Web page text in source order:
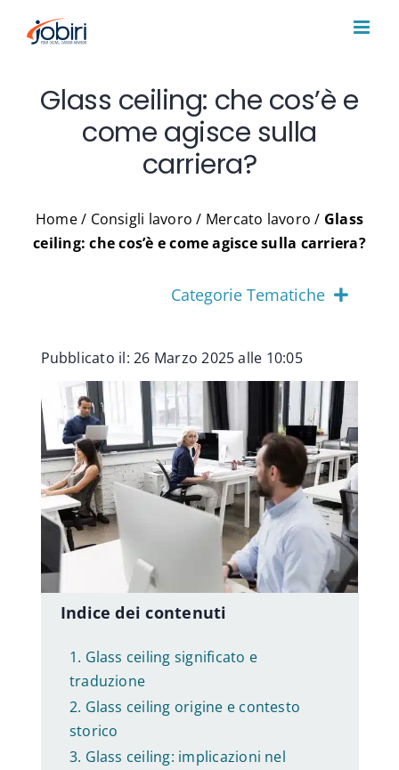
Glass ceiling: che cos’è e
come agisce sulla
carriera?
Home/ Consigli lavoro / Mercato lavoro / Glass
ceiling: che cos’è e come agisce sulla carriera?
Categorie Tematiche
Consigli lavoro
Consulenza di carriera
Guida Lavoro
Orientatori
Offerte di lavoro
Sviluppo professionale
Benessere aziendale
Pubblicato il: 26 Marzo 2025 alle 10:05
Indice dei contenuti
Glass ceiling significato e
traduzione
Glass ceiling origine e contesto
storico
Glass ceiling: implicazioni nel